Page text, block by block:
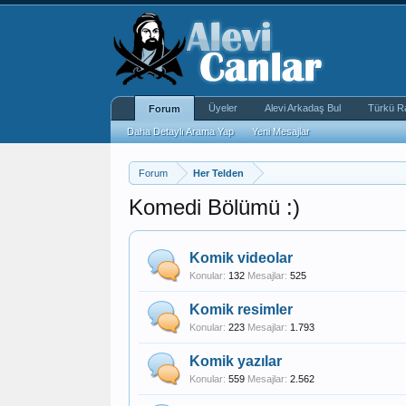
Forum Her Telden
Komedi Bölümü :)
Komik videolar
Konular: 132 Mesajlar: 525
Komik resimler
Konular: 223 Mesajlar: 1.793
Komik yazılar
Konular: 559 Mesajlar: 2.562
Forum
Daha Detaylı Arama Yap Yeni Mesajlar
Üyeler Alevi Arkadaş Bul Türkü